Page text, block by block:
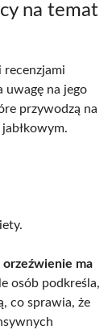
na temat
recenzjami
uwagę na jego
przywodzą na
orzeźwienie ma
osób podkreśla,
co sprawia, że